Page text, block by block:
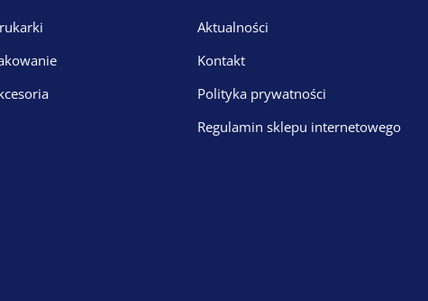
Aktualności
Kontakt
Polityka prywatności
Regulamin sklepu internetowego